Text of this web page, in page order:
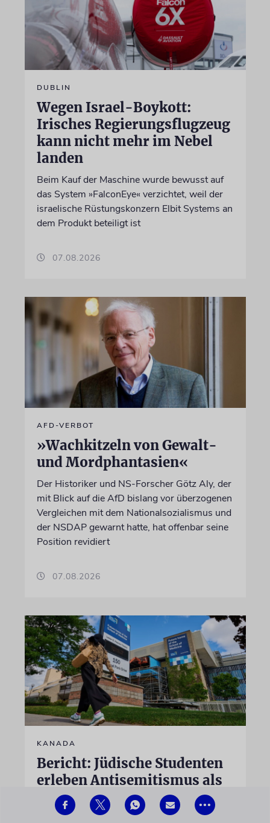
•••
DUBLIN
Wegen Israel-Boykott:
Irisches Regierungsflugzeug
kann nicht mehr im Nebel
landen
Beim Kauf der Maschine wurde bewusst auf
das System »FalconEye« verzichtet, weil der
israelische Rüstungskonzern Elbit Systems an
dem Produkt beteiligt ist
07.08.2026
AFD-VERBOT
»Wachkitzeln von Gewalt-
und Mordphantasien«
Der Historiker und NS-Forscher Götz Aly, der
mit Blick auf die AfD bislang vor überzogenen
Vergleichen mit dem Nationalsozialismus und
der NSDAP gewarnt hatte, hat offenbar seine
Position revidiert
07.08.2026
KANADA
Bericht: Jüdische Studenten
erleben Antisemitismus als
alltägliche Realität
Fast alle befragten jüdischen Studenten geben